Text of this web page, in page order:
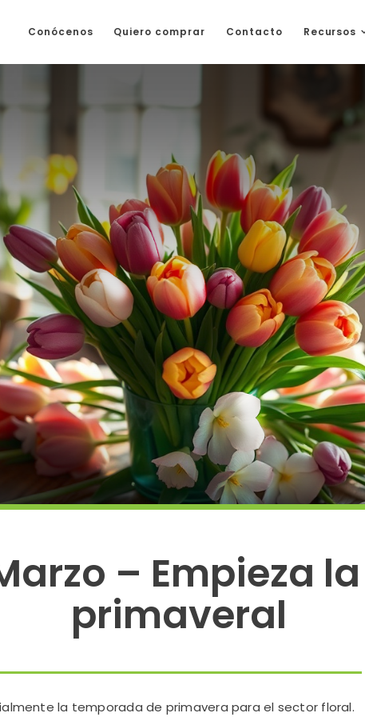
Conócenos Quiero comprar Contacto Recursos
– Empieza
primaveral
la temporada de primavera para el sector floral.